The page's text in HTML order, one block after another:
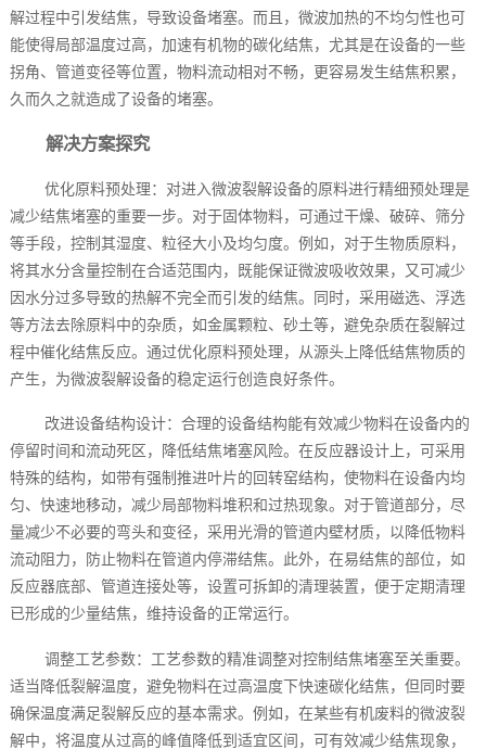
解过程中引发结焦，导致设备堵塞。而且，微波加热的不均匀性也可
能使得局部温度过高，加速有机物的碳化结焦，尤其是在设备的一些
拐角、管道变径等位置，物料流动相对不畅，更容易发生结焦积累，
久而久之就造成了设备的堵塞。
解决方案探究
优化原料预处理：对进入微波裂解设备的原料进行精细预处理是
减少结焦堵塞的重要一步。对于固体物料，可通过干燥、破碎、筛分
等手段，控制其湿度、粒径大小及均匀度。例如，对于生物质原料，
将其水分含量控制在合适范围内，既能保证微波吸收效果，又可减少
因水分过多导致的热解不完全而引发的结焦。同时，采用磁选、浮选
等方法去除原料中的杂质，如金属颗粒、砂土等，避免杂质在裂解过
程中催化结焦反应。通过优化原料预处理，从源头上降低结焦物质的
产生，为微波裂解设备的稳定运行创造良好条件。
改进设备结构设计：合理的设备结构能有效减少物料在设备内的
停留时间和流动死区，降低结焦堵塞风险。在反应器设计上，可采用
特殊的结构，如带有强制推进叶片的回转窑结构，使物料在设备内均
匀、快速地移动，减少局部物料堆积和过热现象。对于管道部分，尽
量减少不必要的弯头和变径，采用光滑的管道内壁材质，以降低物料
流动阻力，防止物料在管道内停滞结焦。此外，在易结焦的部位，如
反应器底部、管道连接处等，设置可拆卸的清理装置，便于定期清理
已形成的少量结焦，维持设备的正常运行。
调整工艺参数：工艺参数的精准调整对控制结焦堵塞至关重要。
适当降低裂解温度，避免物料在过高温度下快速碳化结焦，但同时要
确保温度满足裂解反应的基本需求。例如，在某些有机废料的微波裂
解中，将温度从过高的峰值降低到适宜区间，可有效减少结焦现象，